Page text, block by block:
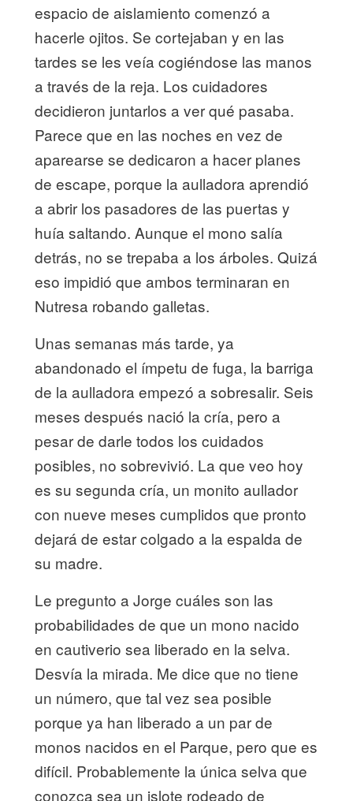
espacio de aislamiento comenzó a
hacerle ojitos. Se cortejaban y en las
tardes se les veía cogiéndose las manos
a través de la reja. Los cuidadores
decidieron juntarlos a ver qué pasaba.
Parece que en las noches en vez de
aparearse se dedicaron a hacer planes
de escape, porque la aulladora aprendió
a abrir los pasadores de las puertas y
huía saltando. Aunque el mono salía
detrás, no se trepaba a los árboles. Quizá
eso impidió que ambos terminaran en
Nutresa robando galletas.
Unas semanas más tarde, ya
abandonado el ímpetu de fuga, la barriga
de la aulladora empezó a sobresalir. Seis
meses después nació la cría, pero a
pesar de darle todos los cuidados
posibles, no sobrevivió. La que veo hoy
es su segunda cría, un monito aullador
con nueve meses cumplidos que pronto
dejará de estar colgado a la espalda de
su madre.
Le pregunto a Jorge cuáles son las
probabilidades de que un mono nacido
en cautiverio sea liberado en la selva.
Desvía la mirada. Me dice que no tiene
un número, que tal vez sea posible
porque ya han liberado a un par de
monos nacidos en el Parque, pero que es
difícil. Probablemente la única selva que
conozca sea un islote rodeado de